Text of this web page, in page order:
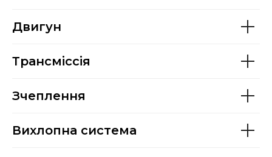
Двигун
Трансміссія
Зчеплення
Вихлопна система